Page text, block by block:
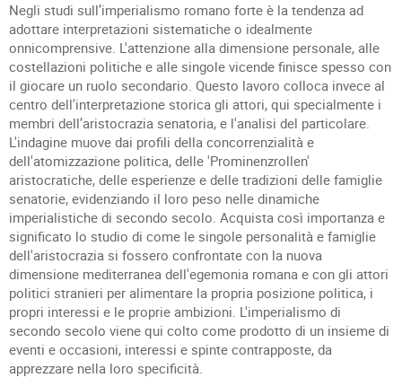
Negli studi sull’imperialismo romano forte è la tendenza ad
adottare interpretazioni sistematiche o idealmente
onnicomprensive. L'attenzione alla dimensione personale, alle
costellazioni politiche e alle singole vicende finisce spesso con
il giocare un ruolo secondario. Questo lavoro colloca invece al
centro dell'interpretazione storica gli attori, qui specialmente i
membri dell’aristocrazia senatoria, e l'analisi del particolare.
L'indagine muove dai profili della concorrenzialità e
dell'atomizzazione politica, delle 'Prominenzrollen'
aristocratiche, delle esperienze e delle tradizioni delle famiglie
senatorie, evidenziando il loro peso nelle dinamiche
imperialistiche di secondo secolo. Acquista così importanza e
significato lo studio di come le singole personalità e famiglie
dell'aristocrazia si fossero confrontate con la nuova
dimensione mediterranea dell'egemonia romana e con gli attori
politici stranieri per alimentare la propria posizione politica, i
propri interessi e le proprie ambizioni. L'imperialismo di
secondo secolo viene qui colto come prodotto di un insieme di
eventi e occasioni, interessi e spinte contrapposte, da
apprezzare nella loro specificità.